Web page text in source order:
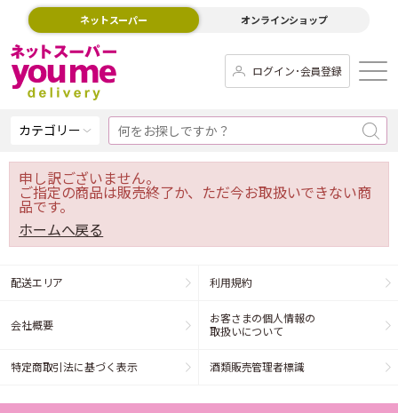
ネットスーパー オンラインショップ
ログイン･会員登録
カテゴリー
申し訳ございません。
ご指定の商品は販売終了か、ただ今お取扱いできない商
品です。
ホームへ戻る
配送エリア 利用規約
会社概要
お客さまの個人情報の
取扱いについて
特定商取引法に基づく表示 酒類販売管理者標識